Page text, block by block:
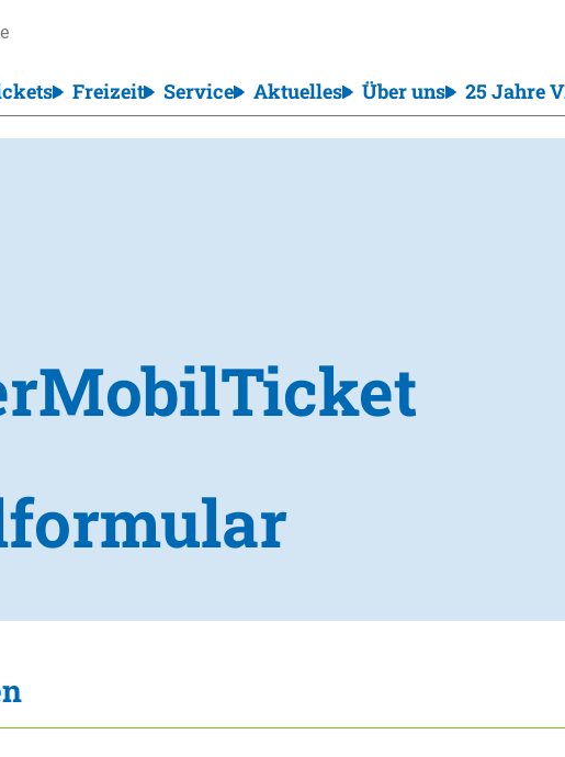
Freizeit Service Aktuelles Über uns 25 Jahre